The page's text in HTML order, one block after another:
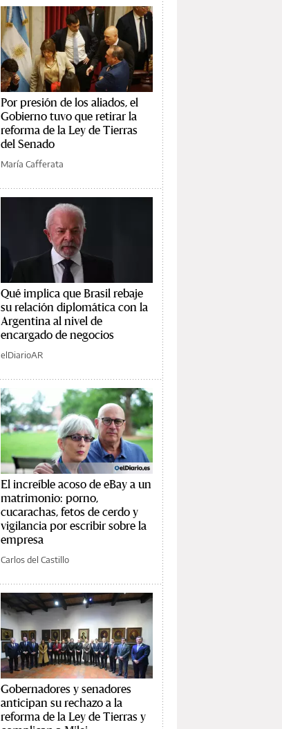
Por presión de los aliados, el
Gobierno tuvo que retirar la
reforma de la Ley de Tierras
del Senado
María Cafferata
Qué implica que Brasil rebaje
su relación diplomática con la
Argentina al nivel de
encargado de negocios
elDiarioAR
El increíble acoso de eBay a un
matrimonio: porno,
cucarachas, fetos de cerdo y
vigilancia por escribir sobre la
empresa
Carlos del Castillo
Gobernadores y senadores
anticipan su rechazo a la
reforma de la Ley de Tierras y